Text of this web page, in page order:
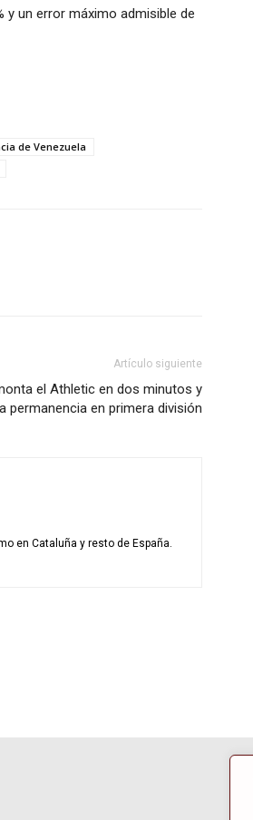
y un error máximo admisible de
de Venezuela
Artículo siguiente
el Athletic en dos minutos y
permanencia en primera división
en Cataluña y resto de España.